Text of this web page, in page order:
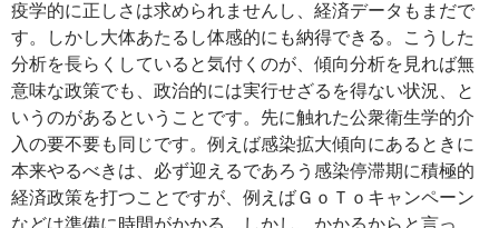
疫学的に正しさは求められませんし、経済データもまだで
す。しかし大体あたるし体感的にも納得できる。こうした
分析を長らくしていると気付くのが、傾向分析を見れば無
意味な政策でも、政治的には実行せざるを得ない状況、と
いうのがあるということです。先に触れた公衆衛生学的介
入の要不要も同じです。例えば感染拡大傾向にあるときに
本来やるべきは、必ず迎えるであろう感染停滞期に積極的
経済政策を打つことですが、例えばＧｏＴｏキャンペーン
などは準備に時間がかかる。しかし、かかるからと言っ